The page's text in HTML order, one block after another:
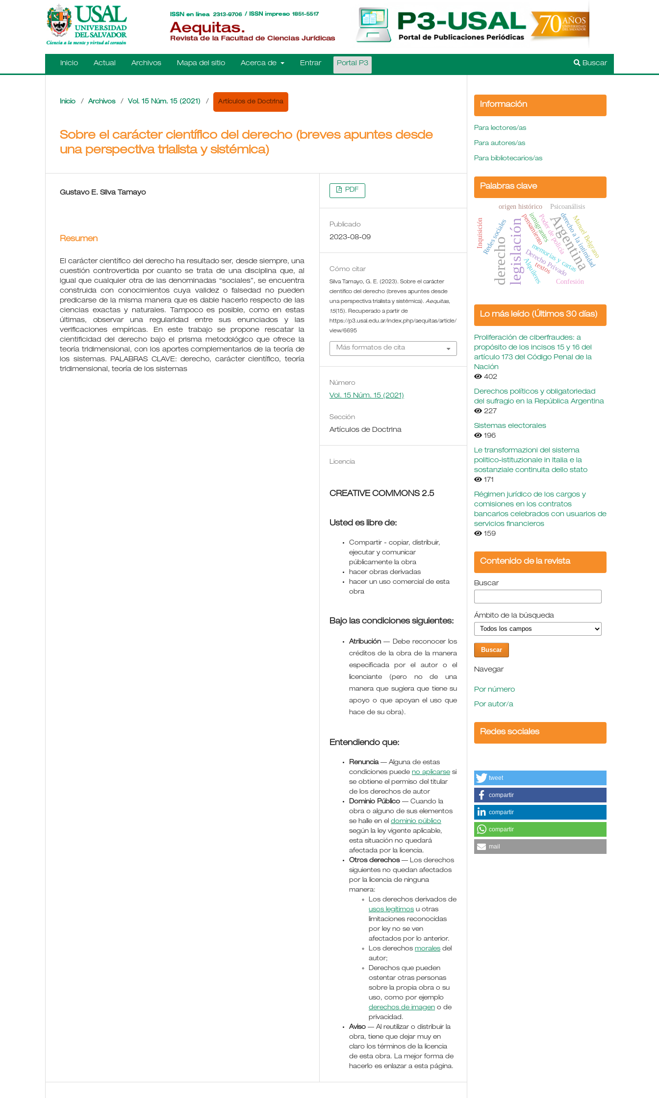
Inicio Actual Archivos Mapa del sitio Acerca de Entrar Portal P3 Buscar
Inicio / Archivos / Vol. 15 Núm. 15 (2021) / Artículos de Doctrina
Sobre el carácter científico del derecho (breves apuntes desde
una perspectiva trialista y sistémica)
Gustavo E. Silva Tamayo
Resumen
El carácter científico del derecho ha resultado ser, desde siempre, una
cuestión controvertida por cuanto se trata de una disciplina que, al
igual que cualquier otra de las denominadas “sociales”, se encuentra
construida con conocimientos cuya validez o falsedad no pueden
predicarse de la misma manera que es dable hacerlo respecto de las
ciencias exactas y naturales. Tampoco es posible, como en estas
últimas, observar una regularidad entre sus enunciados y las
verificaciones empíricas. En este trabajo se propone rescatar la
cientificidad del derecho bajo el prisma metodológico que ofrece la
teoría tridimensional, con los aportes complementarios de la teoría de
los sistemas. PALABRAS CLAVE: derecho, carácter científico, teoría
tridimensional, teoría de los sistemas
PDF
Publicado
2023-08-09
Cómo citar
Silva Tamayo, G. E. (2023). Sobre el carácter
científico del derecho (breves apuntes desde
una perspectiva trialista y sistémica).Aequitas,
15(15). Recuperado a partir de
https://p3.usal.edu.ar/index.php/aequitas/article/
view/6695
Más formatos de cita
Número
Vol. 15 Núm. 15 (2021)
Sección
Artículos de Doctrina
Licencia
CREATIVE COMMONS 2.5
Usted es libre de:
Compartir - copiar, distribuir,
ejecutar y comunicar
públicamente la obra
hacer obras derivadas
hacer un uso comercial de esta
obra
Bajo las condiciones siguientes:
Atribución — Debe reconocer los
créditos de la obra de la manera
especificada por el autor o el
licenciante (pero no de una
manera que sugiera que tiene su
apoyo o que apoyan el uso que
hace de su obra).
Entendiendo que:
Renuncia— Alguna de estas
condiciones puedeno aplicarse si
se obtiene el permiso del titular
de los derechos de autor
Dominio Público — Cuando la
obra o alguno de sus elementos
se halle en eldominio público
según la ley vigente aplicable,
esta situación no quedará
afectada por la licencia.
Otros derechos— Los derechos
siguientes no quedan afectados
por la licencia de ninguna
manera:
Los derechos derivados de
usos legítimos u otras
limitaciones reconocidas
por ley no se ven
afectados por lo anterior.
Los derechosmorales del
autor;
Derechos que pueden
ostentar otras personas
sobre la propia obra o su
uso, como por ejemplo
derechos de imagen o de
privacidad.
Aviso — Al reutilizar o distribuir la
obra, tiene que dejar muy en
claro los términos de la licencia
de esta obra. La mejor forma de
hacerlo es enlazar a esta página.
Información
Para lectores/as
Para autores/as
Para bibliotecarios/as
Palabras clave
legislación Argentina
derecho memorias y cartas
pensamiento
Redes sociales derecho a la intimidad
Derecho Privado
origen histórico
Manuel Belgrano
Alquileres Confesión
Inquisición Poder de policía
inmigrantes
Psicoanálisis
textos
Lo más leído (Últimos 30 días)
Proliferación de ciberfraudes: a
propósito de los incisos 15 y 16 del
artículo 173 del Código Penal de la
Nación
402
Derechos políticos y obligatoriedad
del sufragio en la República Argentina
227
Sistemas electorales
196
Le transformazioni del sistema
politico-istituzionale in Italia e la
sostanziale continuita dello stato
171
Régimen jurídico de los cargos y
comisiones en los contratos
bancarios celebrados con usuarios de
servicios financieros
159
Contenido de la revista
Buscar
Ámbito de la búsqueda
Navegar
Por número
Por autor/a
Redes sociales
tweet
compartir
compartir
compartir
mail